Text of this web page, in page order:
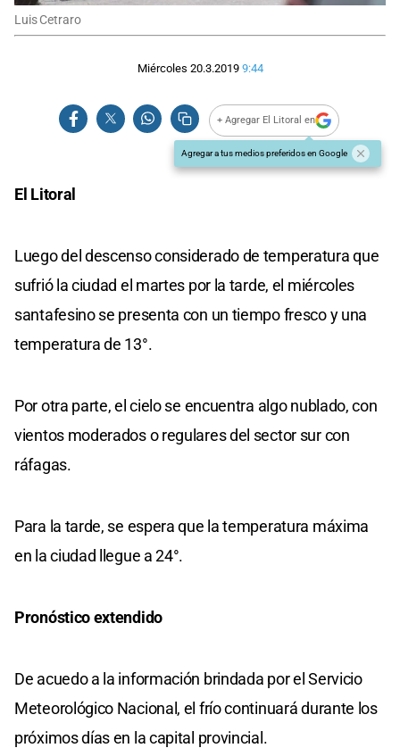
Luis Cetraro
Miércoles 20.3.2019 9:44
+ Agregar El Litoral en
Agregar a tus medios preferidos en Google
El Litoral
Luego del descenso considerado de temperatura que
sufrió la ciudad el martes por la tarde, el miércoles
santafesino se presenta con un tiempo fresco y una
temperatura de 13°.
Por otra parte, el cielo se encuentra algo nublado, con
vientos moderados o regulares del sector sur con
ráfagas.
Para la tarde, se espera que la temperatura máxima
en la ciudad llegue a 24°.
Pronóstico extendido
De acuedo a la información brindada por el Servicio
Meteorológico Nacional, el frío continuará durante los
próximos días en la capital provincial.